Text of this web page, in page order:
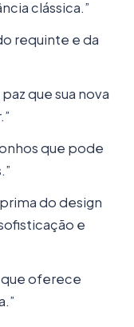
clássica.”
requinte e da
que sua nova
que pode
do design
e
que oferece